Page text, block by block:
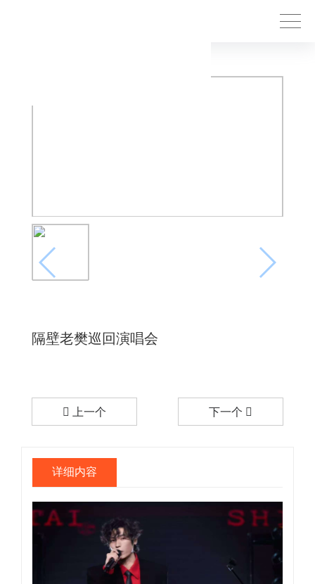
隔壁老樊巡回演唱会
上一个 下一个
详细内容